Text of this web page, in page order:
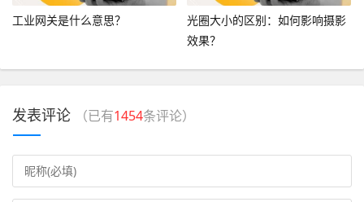
工业网关是什么意思？
光圈大小的区别：如何影响摄影
效果？
发表评论 （已有1454条评论）